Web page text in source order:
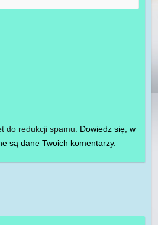
do redukcji spamu. Dowiedz się, w
są dane Twoich komentarzy.